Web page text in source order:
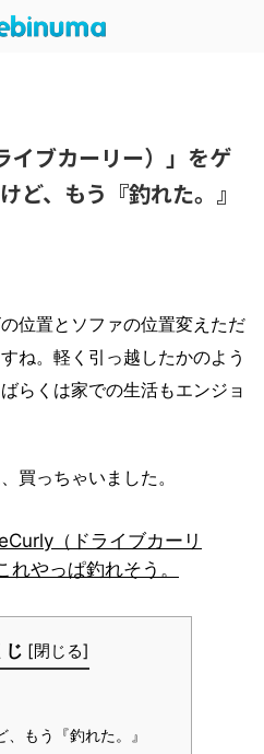
イブカーリー）」をゲ
ど、もう『釣れた。』
位置とソファの位置変えただ
ね。軽く引っ越したかのよう
らくは家での生活もエンジョ
買っちゃいました。
（ドライブカーリ
やっぱ釣れそう。
じ [閉じる]
、もう『釣れた。』